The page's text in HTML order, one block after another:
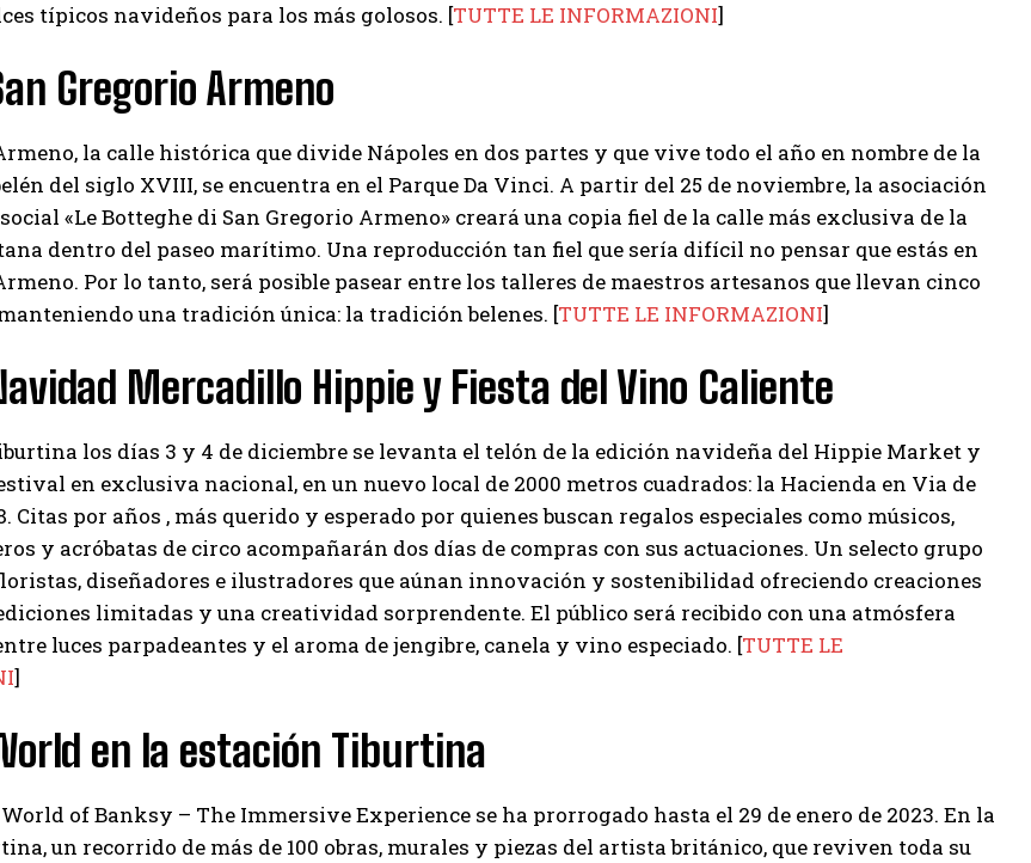
típicos navideños para los más golosos. [TUTTE LE INFORMAZIONI]
Gregorio Armeno
la calle histórica que divide Nápoles en dos partes y que vive todo el año en nombre de la
del siglo XVIII, se encuentra en el Parque Da Vinci. A partir del 25 de noviembre, la asociación
«Le Botteghe di San Gregorio Armeno» creará una copia fiel de la calle más exclusiva de la
dentro del paseo marítimo. Una reproducción tan fiel que sería difícil no pensar que estás en
Por lo tanto, será posible pasear entre los talleres de maestros artesanos que llevan cinco
una tradición única: la tradición belenes. [TUTTE LE INFORMAZIONI]
Mercadillo Hippie y Fiesta del Vino Caliente
los días 3 y 4 de diciembre se levanta el telón de la edición navideña del Hippie Market y
en exclusiva nacional, en un nuevo local de 2000 metros cuadrados: la Hacienda en Via de
Citas por años , más querido y esperado por quienes buscan regalos especiales como músicos,
y acróbatas de circo acompañarán dos días de compras con sus actuaciones. Un selecto grupo
diseñadores e ilustradores que aúnan innovación y sostenibilidad ofreciendo creaciones
limitadas y una creatividad sorprendente. El público será recibido con una atmósfera
luces parpadeantes y el aroma de jengibre, canela y vino especiado. [TUTTE LE
]
en la estación Tiburtina
of Banksy – The Immersive Experience se ha prorrogado hasta el 29 de enero de 2023. En la
un recorrido de más de 100 obras, murales y piezas del artista británico, que reviven toda su